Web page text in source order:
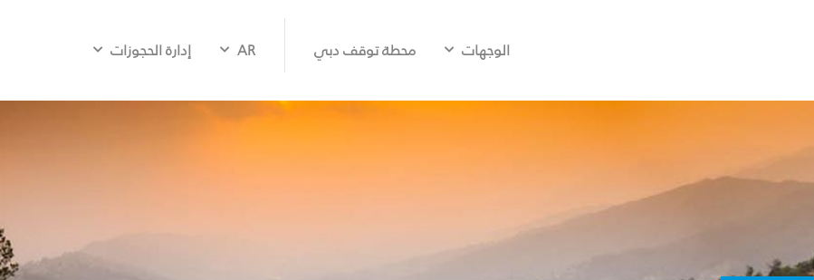
الوجهات محطة توقف دبي AR إدارة الحجوزات